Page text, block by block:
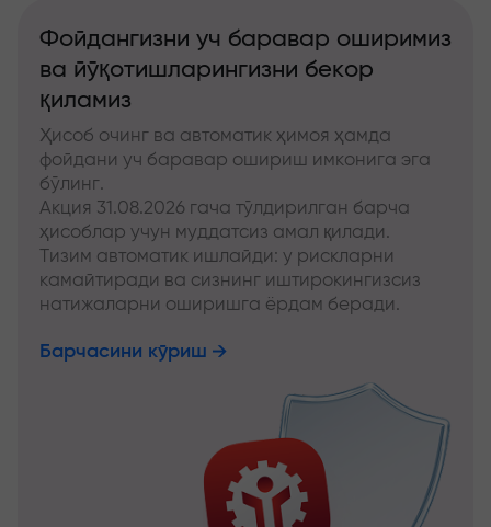
Фойдангизни уч баравар оширимиз
ва йўқотишларингизни бекор
қиламиз
Ҳисоб очинг ва автоматик ҳимоя ҳамда
фойдани уч баравар ошириш имконига эга
бўлинг.
Акция 31.08.2026 гача тўлдирилган барча
ҳисоблар учун муддатсиз амал қилади.
Тизим автоматик ишлайди: у рискларни
камайтиради ва сизнинг иштирокингизсиз
натижаларни оширишга ёрдам беради.
Барчасини кўриш